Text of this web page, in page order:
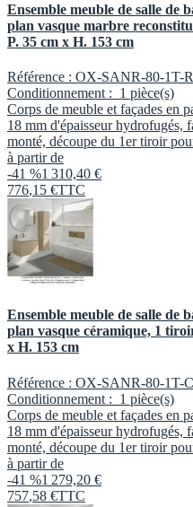
Ensemble meuble de salle de
plan vasque marbre
P. 35 cm x H. 153 cm
Référence : OX-SANR-80-1T-
Conditionnement : 1 pièce(s)
Corps de meuble et façades en
18 mm d'épaisseur hydrofugés,
monté, découpe du 1er tiroir
à partir de
-41 %1 310,40 €
776,15 €TTC
Ensemble meuble de salle de
plan vasque céramique, 1
x H. 153 cm
Référence : OX-SANR-80-1T-
Conditionnement : 1 pièce(s)
Corps de meuble et façades en
18 mm d'épaisseur hydrofugés,
monté, découpe du 1er tiroir
à partir de
-41 %1 279,20 €
757,58 €TTC